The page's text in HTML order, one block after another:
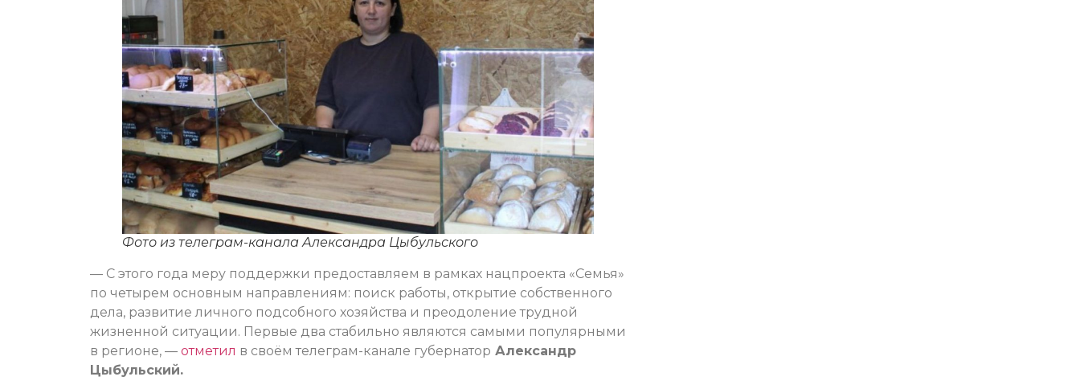
Фото из телеграм-канала Александра Цыбульского
— С этого года меру поддержки предоставляем в рамках нацпроекта «Семья»
по четырем основным направлениям: поиск работы, открытие собственного
дела, развитие личного подсобного хозяйства и преодоление трудной
жизненной ситуации. Первые два стабильно являются самыми популярными
в регионе, — отметил в своём телеграм-канале губернатор Александр
Цыбульский.